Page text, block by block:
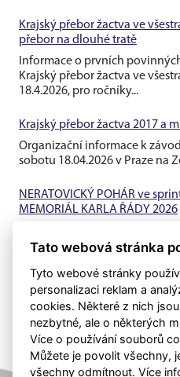
Krajský přebor žactva ve
přebor na dlouhé tratě
Informace o prvních
Krajský přebor žactva ve
18.4.2026, pro ročníky...
Krajský přebor žactva 2017 a
Organizační informace k
sobotu 18.04.2026 v Praze na
NERATOVICKÝ POHÁR ve
MEMORIÁL KARLA ŘÁDY 2026
10.1.2026 v Neratovickém
Tato webová stránka
Tyto webové stránky
personalizaci reklam a
cookies. Některé z nich
nezbytné, ale o některých
Více o používání souborů
Můžete je povolit všechny,
všechny odmítnout. Více